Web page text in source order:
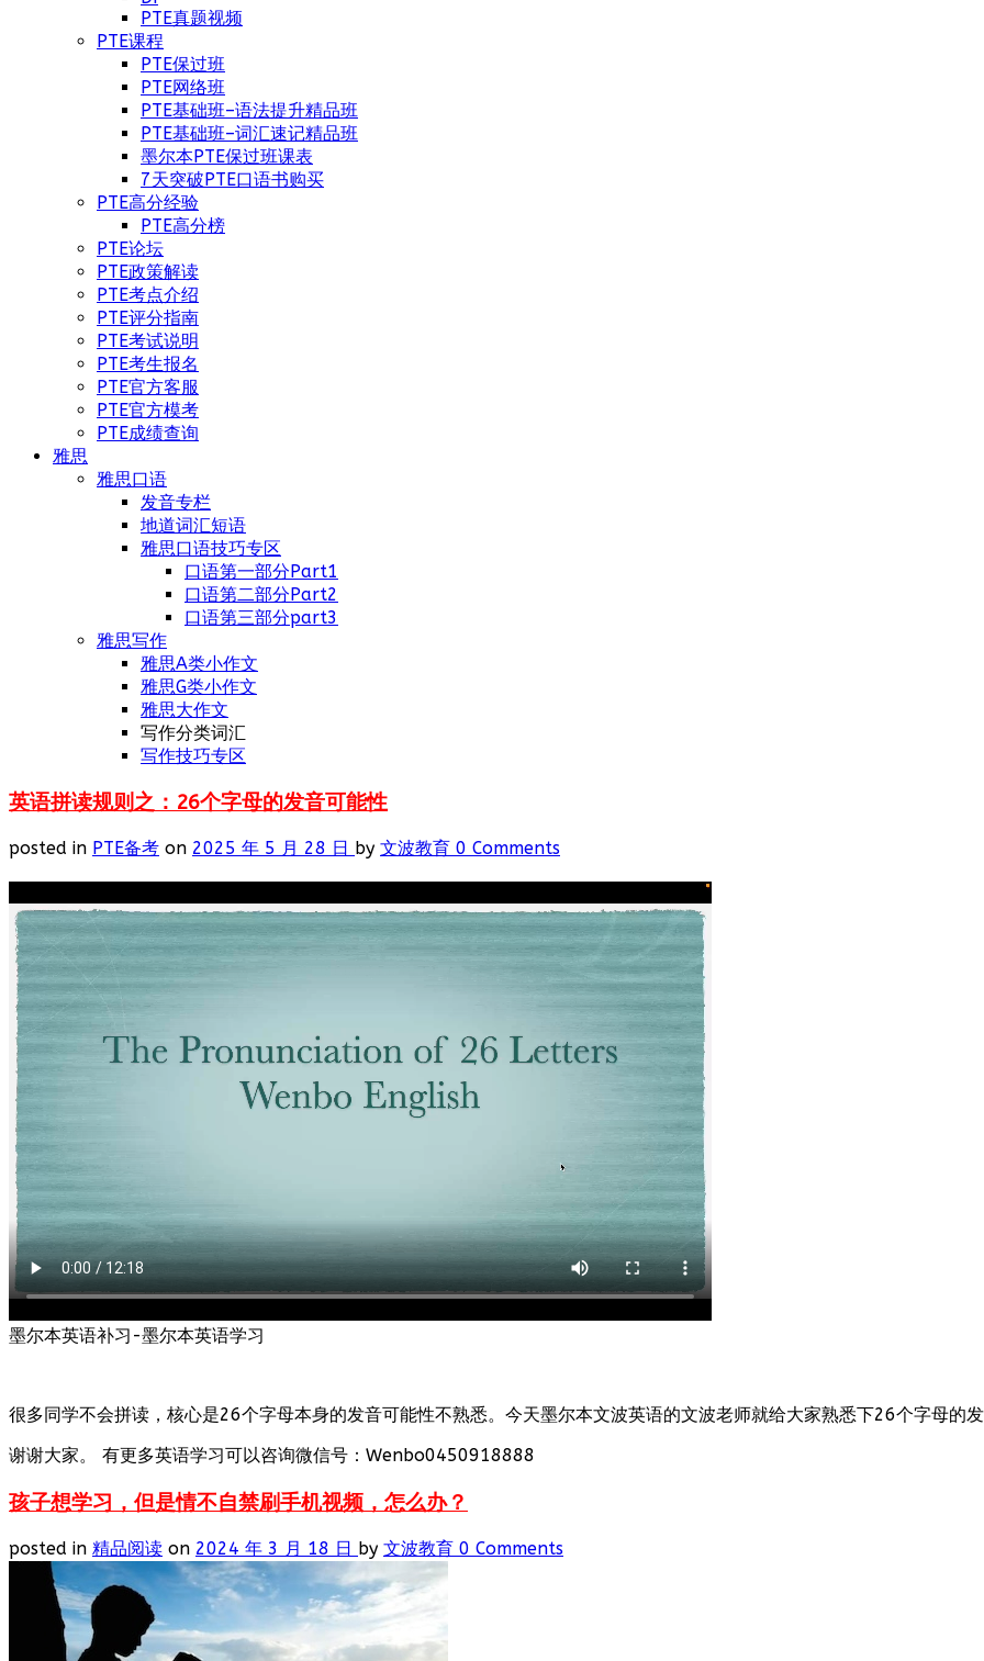
PTE真题视频
PTE课程
PTE保过班
PTE网络班
PTE基础班–语法提升精品班
PTE基础班–词汇速记精品班
墨尔本PTE保过班课表
7天突破PTE口语书购买
PTE高分经验
PTE高分榜
PTE论坛
PTE政策解读
PTE考点介绍
PTE评分指南
PTE考试说明
PTE考生报名
PTE官方客服
PTE官方模考
PTE成绩查询
雅思
雅思口语
发音专栏
地道词汇短语
雅思口语技巧专区
口语第一部分Part1
口语第二部分Part2
口语第三部分part3
雅思写作
雅思A类小作文
雅思G类小作文
雅思大作文
写作分类词汇
写作技巧专区
英语拼读规则之：26个字母的发音可能性
posted in PTE备考 on 2025 年 5 月 28 日 by 文波教育 0 Comments
墨尔本英语补习-墨尔本英语学习
很多同学不会拼读，核心是26个字母本身的发音可能性不熟悉。今天墨尔本文波英语的文波老师就给大家熟悉下26个字母的发
谢谢大家。 有更多英语学习可以咨询微信号：Wenbo0450918888
孩子想学习，但是情不自禁刷手机视频，怎么办？
posted in 精品阅读 on 2024 年 3 月 18 日 by 文波教育 0 Comments